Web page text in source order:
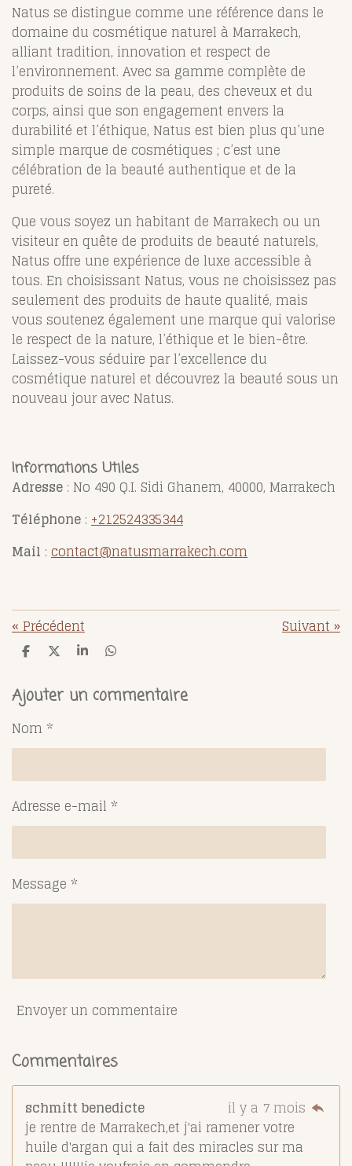
Natus se distingue comme une référence dans le
domaine du cosmétique naturel à Marrakech,
alliant tradition, innovation et respect de
l’environnement. Avec sa gamme complète de
produits de soins de la peau, des cheveux et du
corps, ainsi que son engagement envers la
durabilité et l’éthique, Natus est bien plus qu’une
simple marque de cosmétiques ; c’est une
célébration de la beauté authentique et de la
pureté.
Que vous soyez un habitant de Marrakech ou un
visiteur en quête de produits de beauté naturels,
Natus offre une expérience de luxe accessible à
tous. En choisissant Natus, vous ne choisissez pas
seulement des produits de haute qualité, mais
vous soutenez également une marque qui valorise
le respect de la nature, l’éthique et le bien-être.
Laissez-vous séduire par l’excellence du
cosmétique naturel et découvrez la beauté sous un
nouveau jour avec Natus.
Informations Utiles
Adresse : No 490 Q.I. Sidi Ghanem, 40000, Marrakech
Téléphone : +212524335344
Mail : contact@natusmarrakech.com
« Précédent Suivant »
P
t
a
e
r
P
t
a
r
P
t
a
r
P
t
a
r
Ajouter un commentaire
Nom *
Adresse e-mail *
Message *
Envoyer un commentaire
Commentaires
schmitt benedicte
il y a 7 mois
je rentre de Marrakech,et j'ai ramener votre
huile d'argan qui a fait des miracles sur ma